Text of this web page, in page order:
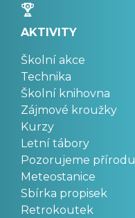
AKTIVITY
Školní akce
Technika
Školní knihovna
Zájmové kroužky
Kurzy
Letní tábory
Pozorujeme přírodu
Meteostanice
Sbírka propisek
Retrokoutek